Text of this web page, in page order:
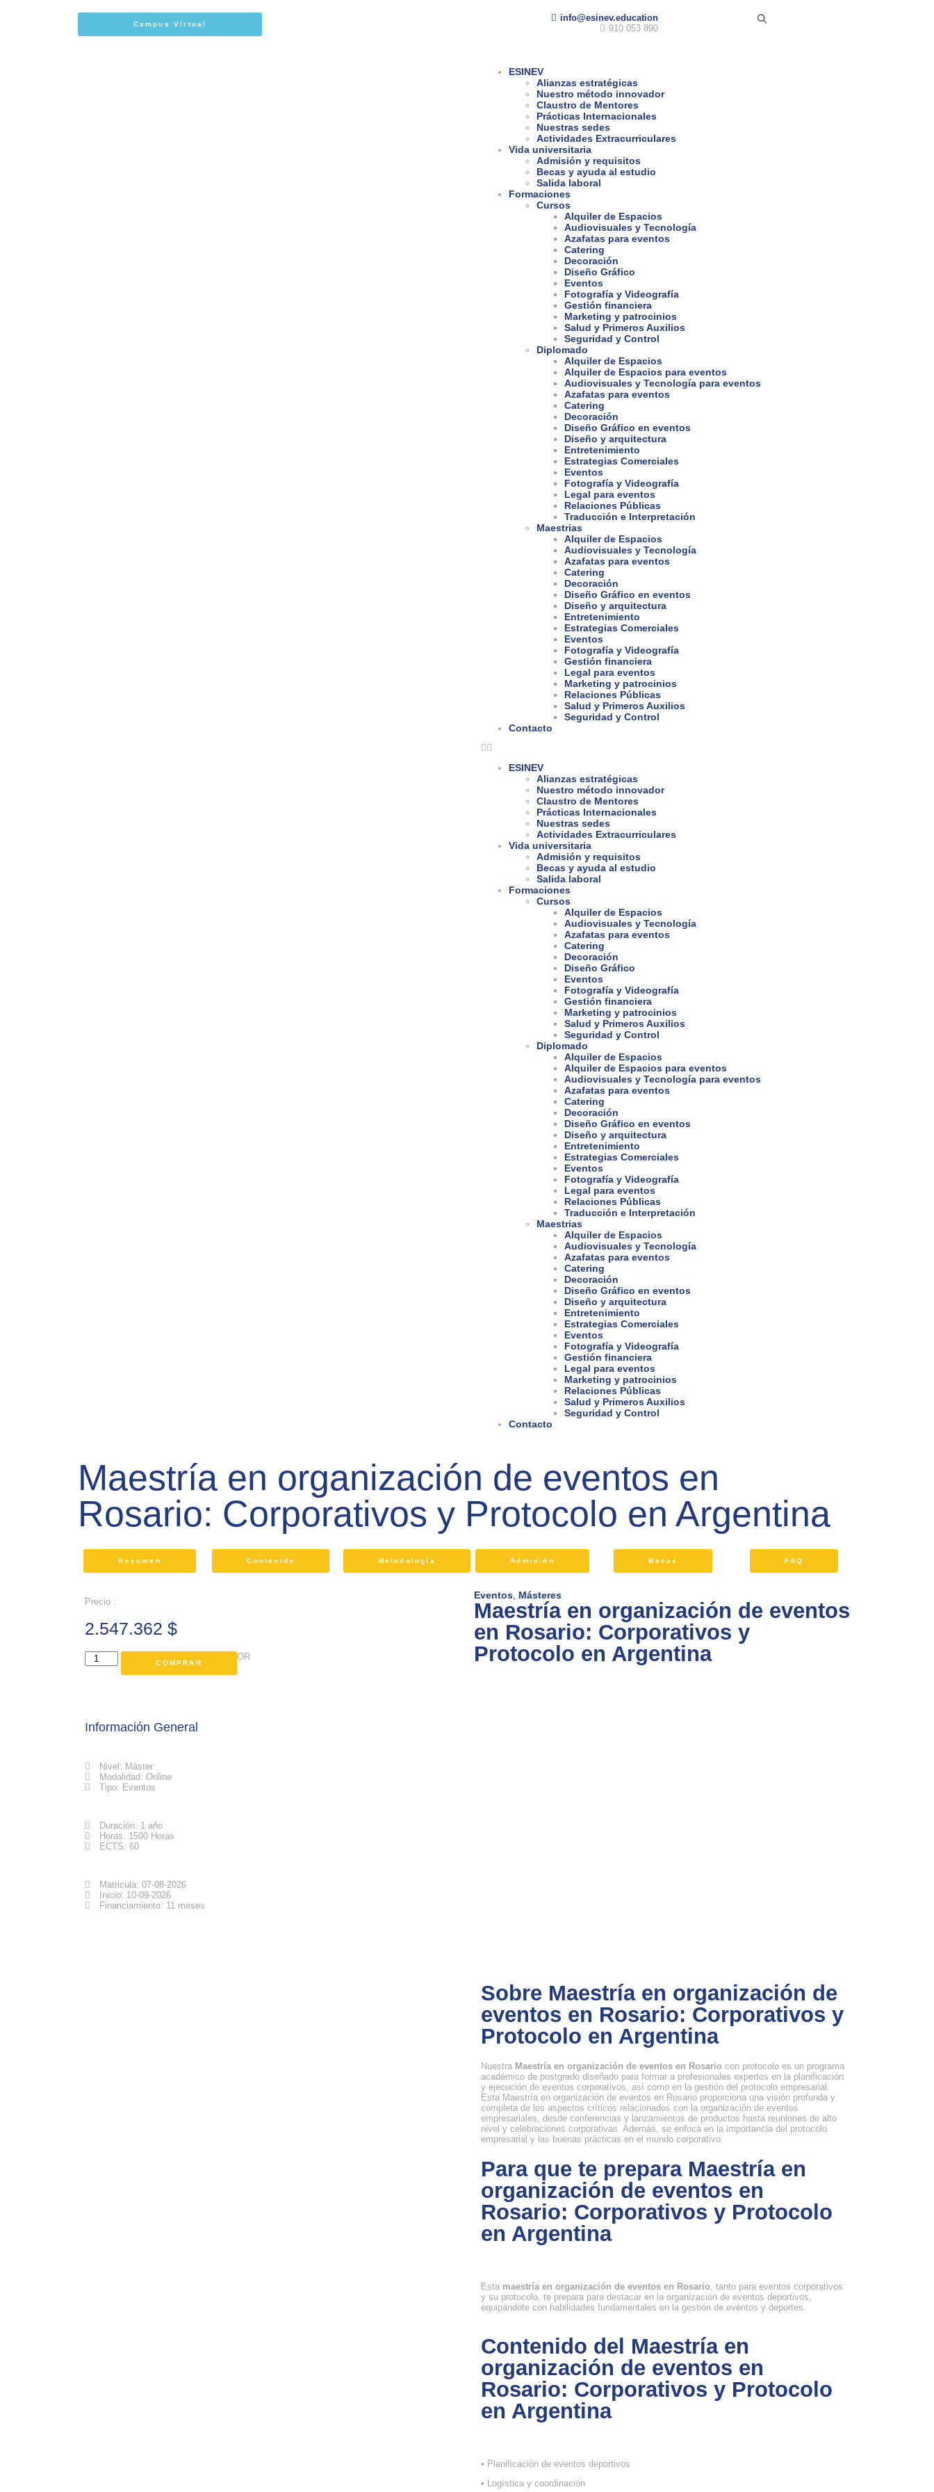
Campus Virtual
info@esinev.education
910 053 890
ESINEV
Alianzas estratégicas
Nuestro método innovador
Claustro de Mentores
Prácticas Internacionales
Nuestras sedes
Actividades Extracurriculares
Vida universitaria
Admisión y requisitos
Becas y ayuda al estudio
Salida laboral
Formaciones
Cursos
Alquiler de Espacios
Audiovisuales y Tecnología
Azafatas para eventos
Catering
Decoración
Diseño Gráfico
Eventos
Fotografía y Videografía
Gestión financiera
Marketing y patrocinios
Salud y Primeros Auxilios
Seguridad y Control
Diplomado
Alquiler de Espacios
Alquiler de Espacios para eventos
Audiovisuales y Tecnología para eventos
Azafatas para eventos
Catering
Decoración
Diseño Gráfico en eventos
Diseño y arquitectura
Entretenimiento
Estrategias Comerciales
Eventos
Fotografía y Videografía
Legal para eventos
Relaciones Públicas
Traducción e Interpretación
Maestrias
Alquiler de Espacios
Audiovisuales y Tecnología
Azafatas para eventos
Catering
Decoración
Diseño Gráfico en eventos
Diseño y arquitectura
Entretenimiento
Estrategias Comerciales
Eventos
Fotografía y Videografía
Gestión financiera
Legal para eventos
Marketing y patrocinios
Relaciones Públicas
Salud y Primeros Auxilios
Seguridad y Control
Contacto
ESINEV
Alianzas estratégicas
Nuestro método innovador
Claustro de Mentores
Prácticas Internacionales
Nuestras sedes
Actividades Extracurriculares
Vida universitaria
Admisión y requisitos
Becas y ayuda al estudio
Salida laboral
Formaciones
Cursos
Alquiler de Espacios
Audiovisuales y Tecnología
Azafatas para eventos
Catering
Decoración
Diseño Gráfico
Eventos
Fotografía y Videografía
Gestión financiera
Marketing y patrocinios
Salud y Primeros Auxilios
Seguridad y Control
Diplomado
Alquiler de Espacios
Alquiler de Espacios para eventos
Audiovisuales y Tecnología para eventos
Azafatas para eventos
Catering
Decoración
Diseño Gráfico en eventos
Diseño y arquitectura
Entretenimiento
Estrategias Comerciales
Eventos
Fotografía y Videografía
Legal para eventos
Relaciones Públicas
Traducción e Interpretación
Maestrias
Alquiler de Espacios
Audiovisuales y Tecnología
Azafatas para eventos
Catering
Decoración
Diseño Gráfico en eventos
Diseño y arquitectura
Entretenimiento
Estrategias Comerciales
Eventos
Fotografía y Videografía
Gestión financiera
Legal para eventos
Marketing y patrocinios
Relaciones Públicas
Salud y Primeros Auxilios
Seguridad y Control
Contacto
Maestría en organización de eventos en
Rosario: Corporativos y Protocolo en Argentina
Resumen Contenido Metodología Admisión Becas FAQ
Precio :
2.547.362 $
COMPRAR
OR
Información General
Nivel: Máster
Modalidad: Online
Tipo: Eventos
Duración: 1 año
Horas: 1500 Horas
ECTS: 60
Matricula: 07-08-2026
Inicio: 10-09-2026
Financiamiento: 11 meses
Eventos Másteres
Maestría en organización de eventos
en Rosario: Corporativos y
Protocolo en Argentina
Sobre Maestría en organización de
eventos en Rosario: Corporativos y
Protocolo en Argentina
Nuestra Maestría en organización de eventos en Rosario con protocolo es un programa
académico de postgrado diseñado para formar a profesionales expertos en la planificación
y ejecución de eventos corporativos, así como en la gestión del protocolo empresarial.
Esta Maestría en organización de eventos en Rosario proporciona una visión profunda y
completa de los aspectos críticos relacionados con la organización de eventos
empresariales, desde conferencias y lanzamientos de productos hasta reuniones de alto
nivel y celebraciones corporativas. Además, se enfoca en la importancia del protocolo
empresarial y las buenas prácticas en el mundo corporativo.
Para que te prepara Maestría en
organización de eventos en
Rosario: Corporativos y Protocolo
en Argentina
Esta maestría en organización de eventos en Rosario , tanto para eventos corporativos
y su protocolo, te prepara para destacar en la organización de eventos deportivos,
equipándote con habilidades fundamentales en la gestión de eventos y deportes.
Contenido del Maestría en
organización de eventos en
Rosario: Corporativos y Protocolo
en Argentina
• Planificación de eventos deportivos
• Logística y coordinación